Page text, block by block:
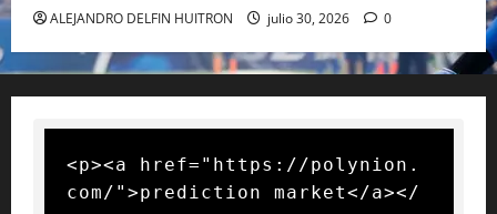
ALEJANDRO DELFIN HUITRON julio 30, 2026 0
<p><a href="https://polynion.
com/">prediction market</a></